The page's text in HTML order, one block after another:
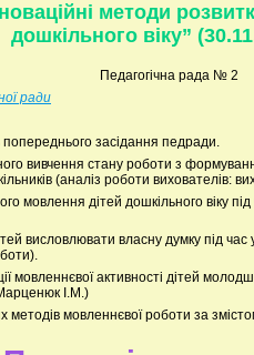
методи
дошкільного віку”
Педагогічна рада № 2
ради
засідання педради.
вивчення стану роботи з
(аналіз роботи вихователів:
мовлення дітей дошкільного віку
висловлювати власну думку під час
мовленнєвої активності дітей
І.М.)
методів мовленнєвої роботи за